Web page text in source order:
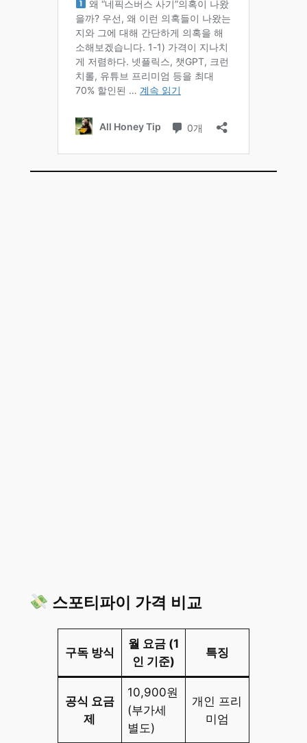
스포티파이 가격 비교
구독 방식
월 요금 (1
인 기준)
특징
공식 요금
제
10,900원
(부가세
별도)
개인 프리
미엄